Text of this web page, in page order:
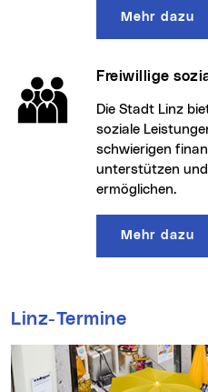
Mehr dazu
Freiwillige
Die Stadt Linz bietet umfangreiche freiwillige
soziale
schwierigen
unterstützen und
ermöglichen.
Mehr dazu
Linz-Termine